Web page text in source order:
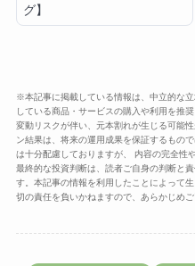
グ】
※本記事に掲載している情報は、中立的な
している商品・サービスの購入や利用を推
変動リスクが伴い、元本割れが生じる可能
ン結果は、将来の運用成果を保証するもの
は十分配慮しておりますが、 内容の完全性
最終的な投資判断は、読者ご自身の判断と
す。本記事の情報を利用したことによって
切の責任を負いかねますので、あらかじめご